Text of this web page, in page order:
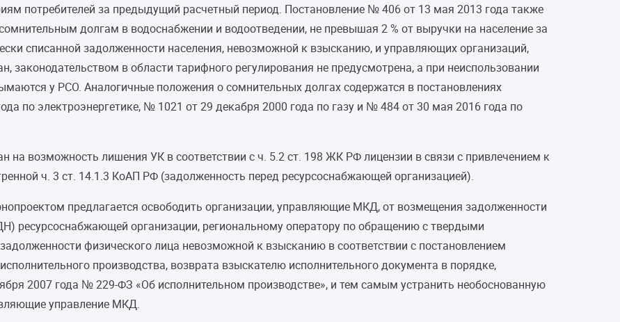
потребителей за предыдущий расчетный период. Постановление № 406 от 13 мая 2013 года также
долгам в водоснабжении и водоотведении, не превышая 2 % от выручки на население за
списанной задолженности населения, невозможной к взысканию, и управляющих организаций,
в области тарифного регулирования не предусмотрена, а при неиспользовании
у РСО. Аналогичные положения о сомнительных долгах содержатся в постановлениях
по электроэнергетике, № 1021 от 29 декабря 2000 года по газу и № 484 от 30 мая 2016 года по
на возможность лишения УК в соответствии с ч. 5.2 ст. 198 ЖК РФ лицензии в связи с привлечением к
ч. 3 ст. 14.1.3 КоАП РФ (задолженность перед ресурсоснабжающей организацией).
предлагается освободить организации, управляющие МКД, от возмещения задолженности
ресурсоснабжающей организации, региональному оператору по обращению с твердыми
физического лица невозможной к взысканию в соответствии с постановлением
производства, возврата взыскателю исполнительного документа в порядке,
2007 года № 229-ФЗ «Об исполнительном производстве», и тем самым устранить необоснованную
управление МКД.